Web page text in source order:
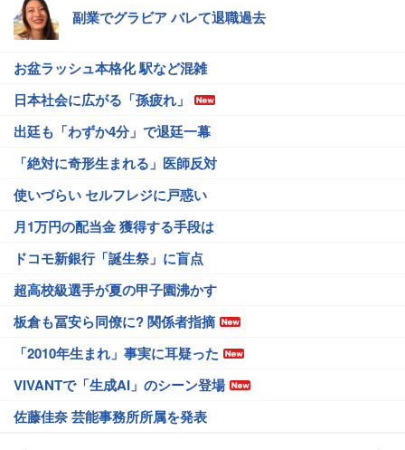
副業でグラビア バレて退職過去
お盆ラッシュ本格化 駅など混雑
日本社会に広がる「孫疲れ」
出廷も「わずか4分」で退廷一幕
「絶対に奇形生まれる」医師反対
使いづらい セルフレジに戸惑い
月1万円の配当金 獲得する手段は
ドコモ新銀行「誕生祭」に盲点
超高校級選手が夏の甲子園沸かす
板倉も冨安ら同僚に? 関係者指摘
「2010年生まれ」事実に耳疑った
VIVANTで「生成AI」のシーン登場
佐藤佳奈 芸能事務所所属を発表